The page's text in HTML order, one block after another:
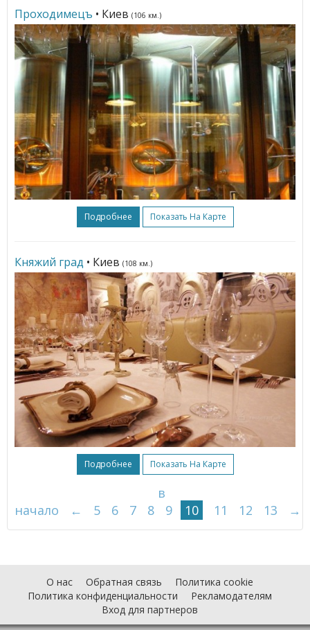
Проходимецъ • Киев (106 км.)
Подробнее Показать На Карте
Княжий град • Киев (108 км.)
Подробнее Показать На Карте
в
начало
← 5 6 7 8 9 10 11 12 13 →
О нас Обратная связь
Политика cookie
Политика конфиденциальности
Рекламодателям
Вход для партнеров